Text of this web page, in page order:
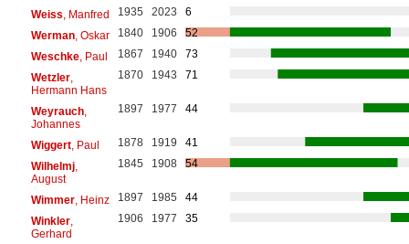
Weiss , Manfred 1935 2023
6
Werman, Oskar 1840 1906
52
Weschke, Paul 1867 1940
73
Wetzler,
Hermann Hans
1870 1943 71
Weyrauch,
Johannes
1897 1977 44
Wiggert, Paul 1878 1919
41
Wilhelmj,
August
1845 1908 54
Wimmer, Heinz 1897 1985
44
Winkler,
Gerhard
1906 1977 35